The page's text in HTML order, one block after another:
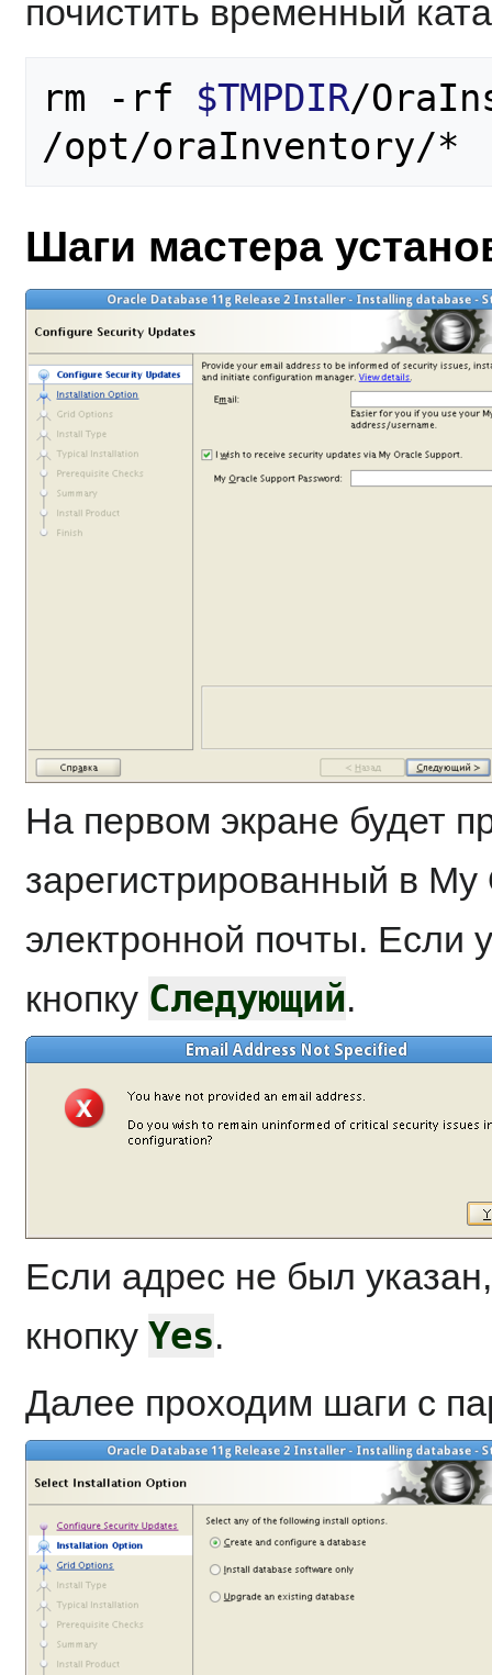
почистить временный
rm -rf $TMPDIR/
Шаги мастера
На первом экране будет
зарегистрированный в
электронной почты. Если
кнопку Следующий.
Если адрес не был
кнопку Yes.
Далее проходим шаги с